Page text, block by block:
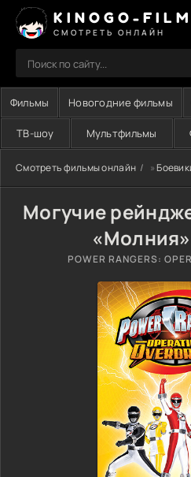
KINOGO-FILM
СМОТРЕТЬ ОНЛАЙН
Фильмы Новогодние фильмы
ТВ-шоу Мультфильмы
Смотреть фильмы онлайн »
Могучие
POWER RANGERS: